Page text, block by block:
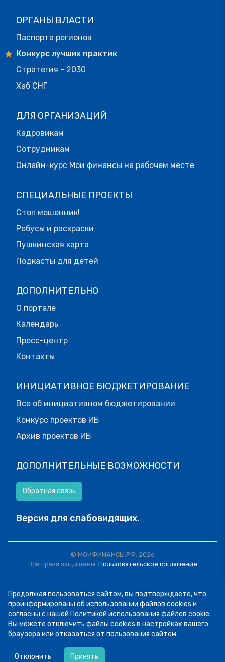
ОРГАНЫ ВЛАСТИ
Паспорта регионов
Конкурс лучших практик
Стратегия - 2030
Хаб СНГ
ДЛЯ ОРГАНИЗАЦИЙ
Кадровикам
Сотрудникам
Онлайн-курс Мои финансы на рабочем месте
СПЕЦИАЛЬНЫЕ ПРОЕКТЫ
Стоп мошенник!
Ребусы и раскраски
Пушкинская карта
Подкасты для детей
ДОПОЛНИТЕЛЬНО
О портале
Календарь
Пресс-центр
Контакты
ИНИЦИАТИВНОЕ БЮДЖЕТИРОВАНИЕ
Все об инициативном бюджетировании
Конкурс проектов ИБ
Архив проектов ИБ
ДОПОЛНИТЕЛЬНЫЕ ВОЗМОЖНОСТИ
Обратная связь
Версия для слабовидящих.
© МОИФИНАНСЫ.РФ, 2026
Все права защищены. Пользовательское соглашение
Сегодня рассказываем о курсе «Семейный
Продолжая пользоваться сайтом, вы подтверждаете, что
проинформированы об использовании файлов cookies и
согласны с нашей Политикой использования файлов cookie.
Вы можете отключить файлы cookies в настройках вашего
браузера или отказаться от пользования сайтом.
Отклонить Принять